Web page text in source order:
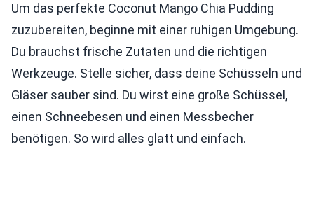
Um das perfekte Coconut Mango Chia Pudding
zuzubereiten, beginne mit einer ruhigen Umgebung.
Du brauchst frische Zutaten und die richtigen
Werkzeuge. Stelle sicher, dass deine Schüsseln und
Gläser sauber sind. Du wirst eine große Schüssel,
einen Schneebesen und einen Messbecher
benötigen. So wird alles glatt und einfach.